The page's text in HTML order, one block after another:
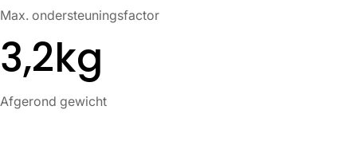
Max. ondersteuningsfactor
3,2kg
Afgerond gewicht